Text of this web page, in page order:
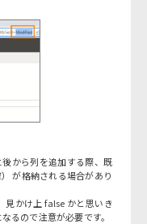
から列を追加する際、既
が格納される場合があり
かけ上 false かと思いき
るので注意が必要です。